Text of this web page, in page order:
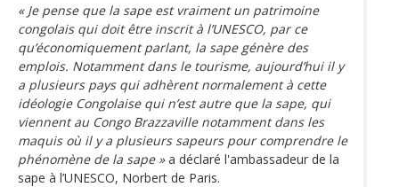
« Je pense que la sape est vraiment un patrimoine
congolais qui doit être inscrit à l’UNESCO, par ce
qu’économiquement parlant, la sape génère des
emplois. Notamment dans le tourisme, aujourd’hui il y
a plusieurs pays qui adhèrent normalement à cette
idéologie Congolaise qui n’est autre que la sape, qui
viennent au Congo Brazzaville notamment dans les
maquis où il y a plusieurs sapeurs pour comprendre le
phénomène de la sape »a déclaré l'ambassadeur de la
sape à l’UNESCO, Norbert de Paris.